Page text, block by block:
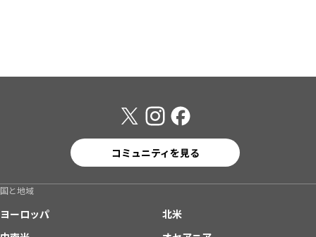
コミュニティを見る
国と地域
ヨーロッパ
北米